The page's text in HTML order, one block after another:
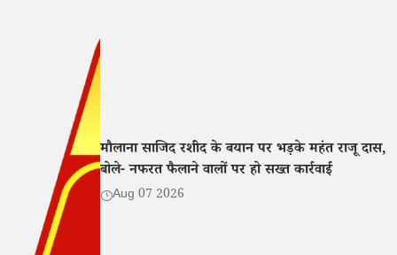
मौलाना साजिद रशीद के बयान पर भड़के महंत राजू दास,
बोले- नफरत फैलाने वालों पर हो सख्त कार्रवाई
Aug 07 2026